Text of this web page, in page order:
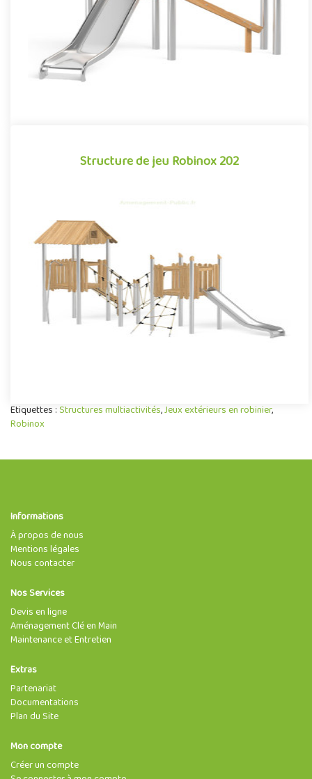
Offre partenaire
Structure de jeu Robinox 202
Structure de jeu Robinox 202
La combinaison 2 tours Robinox 202 est une structure multi-
activités pour aire de jeux extérieur de la gamme Robinox.
Associa..
Offre partenaire
Etiquettes :Structures multiactivités,Jeux extérieurs en robinier,
Robinox
Informations
À propos de nous
Mentions légales
Nous contacter
Nos Services
Devis en ligne
Aménagement Clé en Main
Maintenance et Entretien
Extras
Partenariat
Documentations
Plan du Site
Mon compte
Créer un compte